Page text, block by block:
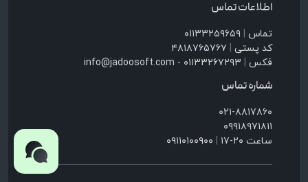
اطلاعات تماس
تماس | ۰۱۱۳۳۲۵۹۶۵۹
کد پستی | ۴۸۱۸۷۶۵۷۶۷
فکس | ۰۱۱۳۳۲۶۷۲۹۳ - info@jadoosoft.com
شماره تماس
۰۲۱-۸۸۱۷۸۶۰
۰۹۹۱۸۹۷۱۸۱۱
ساعت ۲۰-۱۷
| ۰۹۱۱۰۱۰۰۹۰۰